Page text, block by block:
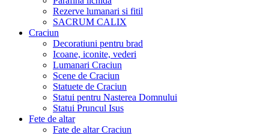
Rezerve lumanari si fitil
SACRUM CALIX
Craciun
Decoratiuni pentru brad
Icoane, iconite, vederi
Lumanari Craciun
Scene de Craciun
Statuete de Craciun
Statui pentru Nasterea Domnului
Statui Pruncul Isus
Fete de altar
Fate de altar Craciun